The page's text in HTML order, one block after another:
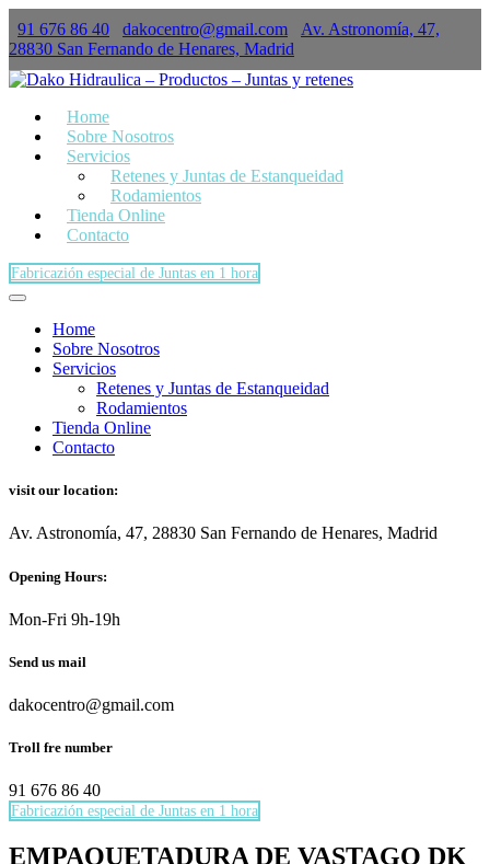
91 676 86 40 dakocentro@gmail.com
Av. Astronomía, 47,
28830 San Fernando de Henares, Madrid
Home
Sobre Nosotros
Servicios
Retenes y Juntas de Estanqueidad
Rodamientos
Tienda Online
Contacto
Fabricazión especial de Juntas en 1 hora
Home
Sobre Nosotros
Servicios
Retenes y Juntas de Estanqueidad
Rodamientos
Tienda Online
Contacto
visit our location:
Av. Astronomía, 47, 28830 San Fernando de Henares, Madrid
Opening Hours:
Mon-Fri 9h-19h
Send us mail
dakocentro@gmail.com
Troll fre number
91 676 86 40
Fabricazión especial de Juntas en 1 hora
EMPAQUETADURA DE VASTAGO DK
Necesarias
Estas